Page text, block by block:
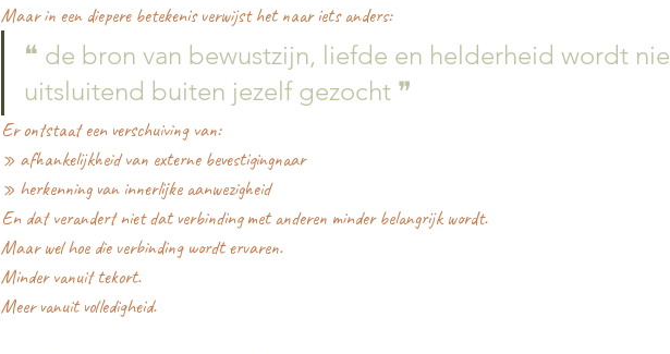
Maar in een diepere betekenis verwijst het naar iets anders:
❝ de bron van bewustzijn, liefde en helderheid wordt
uitsluitend buiten jezelf gezocht ❞
Er ontstaat een verschuiving van:
» afhankelijkheid van externe bevestigingnaar
» herkenning van innerlijke aanwezigheid
En dat verandert niet dat verbinding met anderen minder belangrijk wordt.
Maar wel hoe die verbinding wordt ervaren.
Minder vanuit tekort.
Meer vanuit volledigheid.